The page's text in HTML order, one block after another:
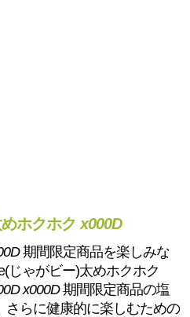
ホクホク x000D
期間限定商品を楽しみな
じゃがビー)太めホクホク
x000D期間限定商品の塩
らに健康的に楽しむための